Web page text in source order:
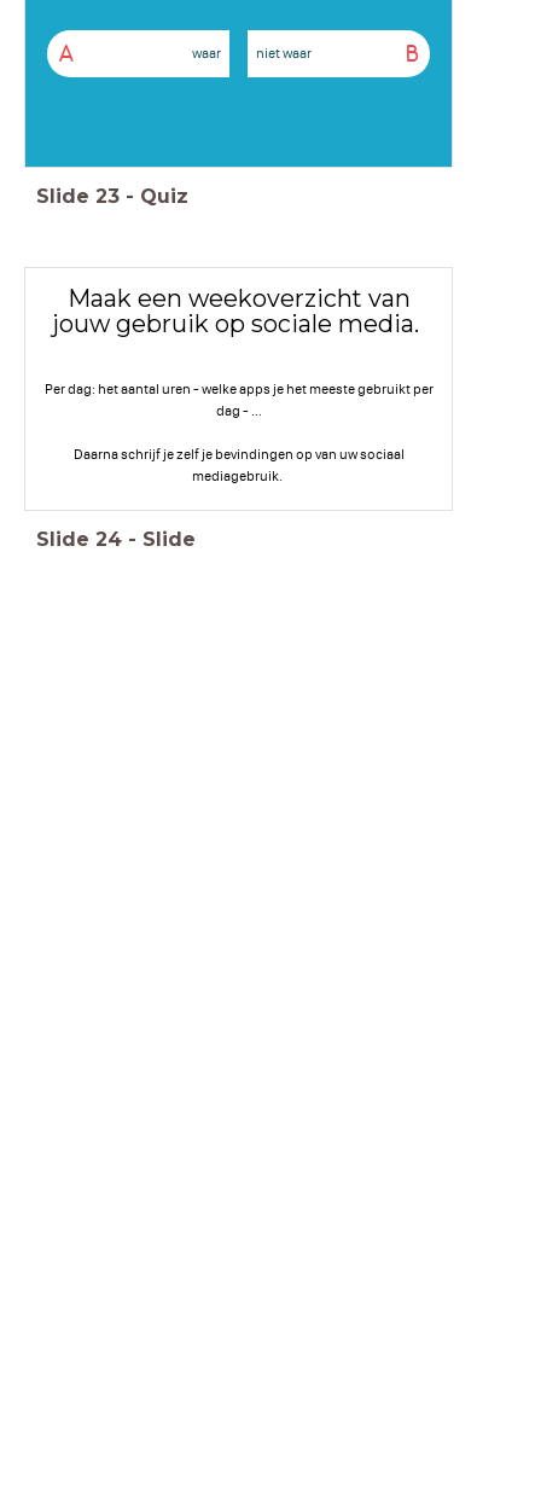
A waar B
niet waar
Slide 23 - Quiz
Maak een weekoverzicht van
jouw gebruik op sociale media.
Per dag: het aantal uren - welke apps je het meeste gebruikt per
dag - ...
Daarna schrijf je zelf je bevindingen op van uw sociaal
mediagebruik.
Slide 24 - Slide